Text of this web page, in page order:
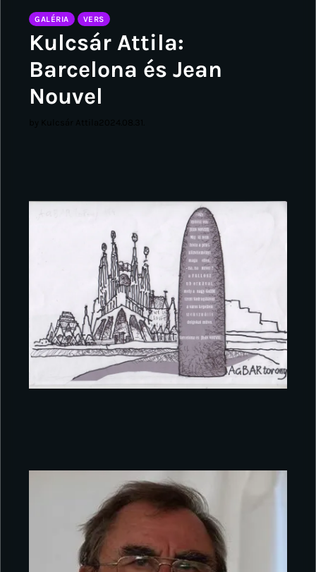
GALÉRIA VERS
Kulcsár Attila:
Barcelona és Jean
Nouvel